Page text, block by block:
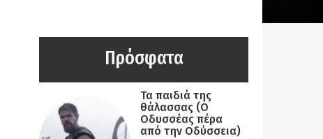
Πρόσφατα
Τα παιδιά της
θάλασσας (Ο
Οδυσσέας πέρα
από την Οδύσσεια)